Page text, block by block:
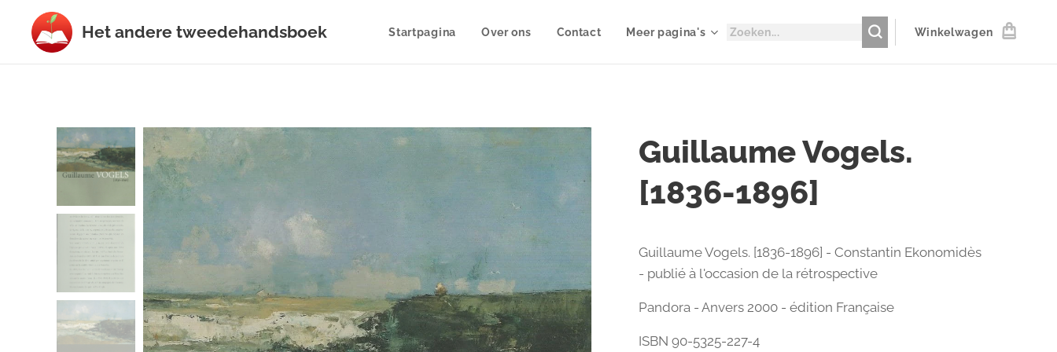
Het andere tweedehandsboek Startpagina Over ons Contact Meer pagina's Winkelwagen
Guillaume Vogels.
[1836-1896]
Guillaume Vogels. [1836-1896] - Constantin Ekonomidès
- publié à l'occasion de la rétrospective
Pandora - Anvers 2000 - édition Française
ISBN 90-5325-227-4